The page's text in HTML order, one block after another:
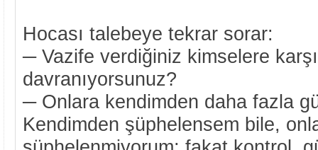
Hocası talebeye tekrar sorar:
─ Vazife verdiğiniz kimselere
davranıyorsunuz?
─ Onlara kendimden daha fazla
Kendimden şüphelensem bile,